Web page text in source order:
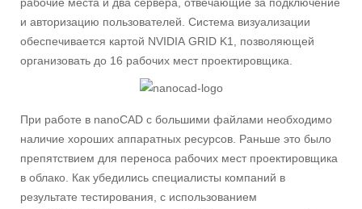
рабочие места и два сервера, отвечающие за подключение
и авторизацию пользователей. Система визуализации
обеспечивается картой NVIDIA GRID K1, позволяющей
организовать до 16 рабочих мест проектировщика.
При работе в nanoCAD с большими файлами необходимо
наличие хороших аппаратных ресурсов. Раньше это было
препятствием для переноса рабочих мест проектировщика
в облако. Как убедились специалисты компаний в
результате тестирования, с использованием